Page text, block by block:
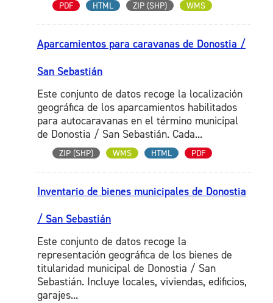
PDF HTML ZIP (SHP) WMS
Aparcamientos para caravanas de Donostia /
San Sebastián
Este conjunto de datos recoge la localización
geográfica de los aparcamientos habilitados
para autocaravanas en el término municipal
de Donostia / San Sebastián. Cada...
ZIP (SHP) WMS HTML PDF
Inventario de bienes municipales de Donostia
/ San Sebastián
Este conjunto de datos recoge la
representación geográfica de los bienes de
titularidad municipal de Donostia / San
Sebastián. Incluye locales, viviendas, edificios,
garajes...